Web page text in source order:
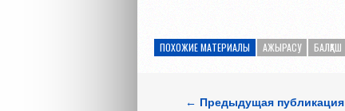
ПОХОЖИЕ МАТЕРИАЛЫ АЖЫРАСУ БАЛҚАШ
← Предыдущая публикация